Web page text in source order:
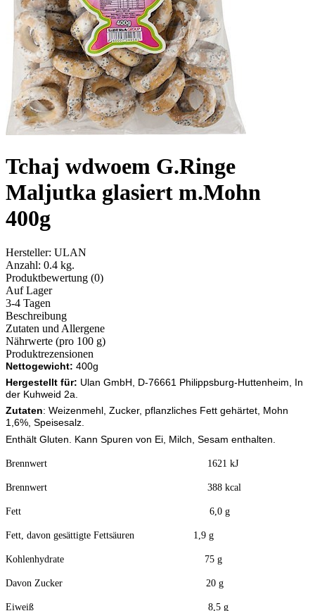
Tchaj wdwoem G.Ringe
Maljutka glasiert m.Mohn
400g
Hersteller: ULAN
Anzahl: 0.4 kg.
Produktbewertung (0)
Auf Lager
3-4 Tagen
Beschreibung
Zutaten und Allergene
Nährwerte (pro 100 g)
Produktrezensionen
Nettogewicht: 400g
Hergestellt für: Ulan GmbH, D-76661 Philippsburg-Huttenheim, In
der Kuhweid 2a.
Zutaten: Weizenmehl, Zucker, pflanzliches Fett gehärtet, Mohn
1,6%, Speisesalz.
Enthält Gluten. Kann Spuren von Ei, Milch, Sesam enthalten.
Brennwert 1621 kJ
Brennwert 388 kcal
Fett 6,0 g
Fett, davon gesättigte Fettsäuren 1,9 g
Kohlenhydrate 75 g
Davon Zucker 20 g
Eiweiß 8,5 g